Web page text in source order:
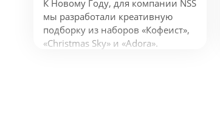
К Новому Году, для компании NSS
мы разработали креативную
подборку из наборов «Кофеист»,
«Christmas Sky» и «Adora».